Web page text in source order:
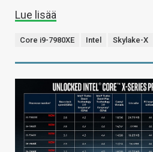
Lue lisää
Core i9-7980XE Intel Skylake-X